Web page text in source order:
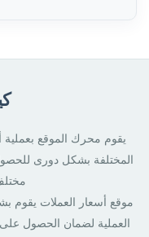
يقوم محرك الموقع بعملية
المختلفة بشكل دورى
موقع أسعار العملات يقوم
العملية لضمان الحصول